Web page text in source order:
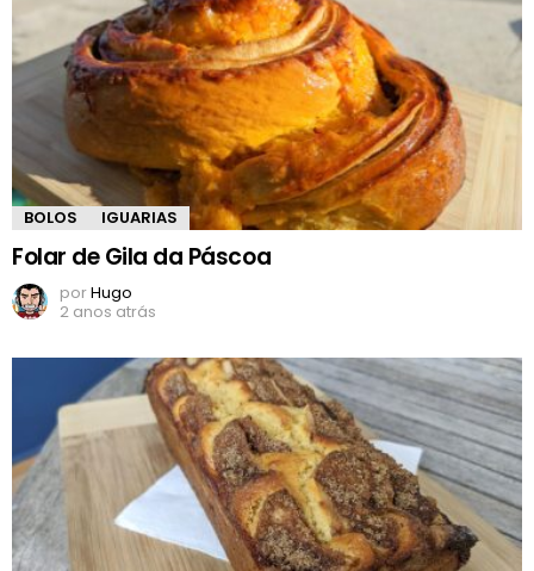
BOLOS IGUARIAS
Folar de Gila da Páscoa
porHugo
2 anos atrás